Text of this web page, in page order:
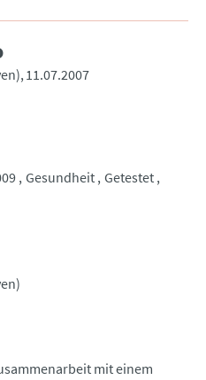
11.07.2007
Gesundheit Getestet
mit einem